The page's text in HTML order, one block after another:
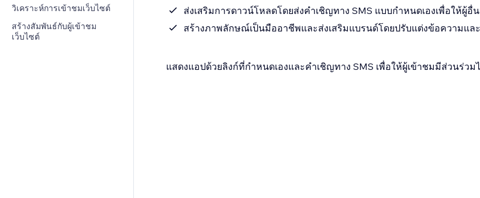
วิเคราะห์การเข้าชมเว็บไซต์
สร้างสัมพันธ์กับผู้เข้าชม
เว็บไซต์
ส่งเสริมการดาวน์โหลดโดยส่งคำเชิญทาง SMS แบบกำหนดเองเพื่อให้ผู้
สร้างภาพลักษณ์เป็นมืออาชีพและส่งเสริมแบรนด์โดยปรับแต่งข้อความแ
แสดงแอปด้วยลิงก์ที่กำหนดเองและคำเชิญทาง SMS เพื่อให้ผู้เข้าชมมีส่วนร่ว